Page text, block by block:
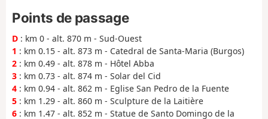
Points de passage
D : km 0 - alt. 870 m - Sud-Ouest
1 : km 0.15 - alt. 873 m - Catedral de Santa-Maria (Burgos)
2 : km 0.49 - alt. 878 m - Hôtel Abba
3 : km 0.73 - alt. 874 m - Solar del Cid
4 : km 0.94 - alt. 862 m - Eglise San Pedro de la Fuente
5 : km 1.29 - alt. 860 m - Sculpture de la Laitière
6 : km 1.47 - alt. 852 m - Statue de Santo Domingo de la